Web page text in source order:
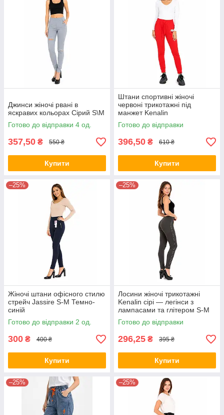
Джинси жіночі рвані в
яскравих кольорах Сірий S\M
Готово до відправки 4 од.
357,50 ₴ 550 ₴
Купити
Штани спортивні жіночі
червоні трикотажні під
манжет Kenalin
Готово до відправки
396,50 ₴ 610 ₴
Купити
–25%
Жіночі штани офісного стилю
стрейч Jassire S-M Темно-
синій
Готово до відправки 2 од.
300 ₴ 400 ₴
Купити
–25%
Лосини жіночі трикотажні
Kenalin сірі — легінси з
лампасами та глітером S-M
Готово до відправки
296,25 ₴ 395 ₴
Купити
–25% –25%